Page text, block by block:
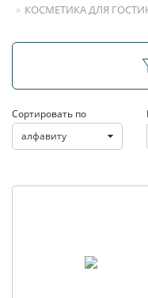
КОСМЕТИКА ДЛЯ
Сортировать по
алфавиту